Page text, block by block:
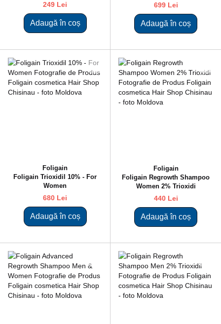
249 Lei
Adaugă în coș
699 Lei
Adaugă în coș
Foligain
Foligain Trioxidil 10% - For
Women
680 Lei
Adaugă în coș
Foligain
Foligain Regrowth Shampoo
Women 2% Trioxidi
440 Lei
Adaugă în coș